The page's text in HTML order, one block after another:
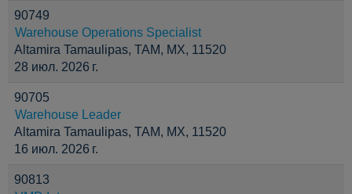
90749
Warehouse Operations Specialist
Altamira Tamaulipas, TAM, MX, 11520
28 июл. 2026 г.
90705
Warehouse Leader
Altamira Tamaulipas, TAM, MX, 11520
16 июл. 2026 г.
90813